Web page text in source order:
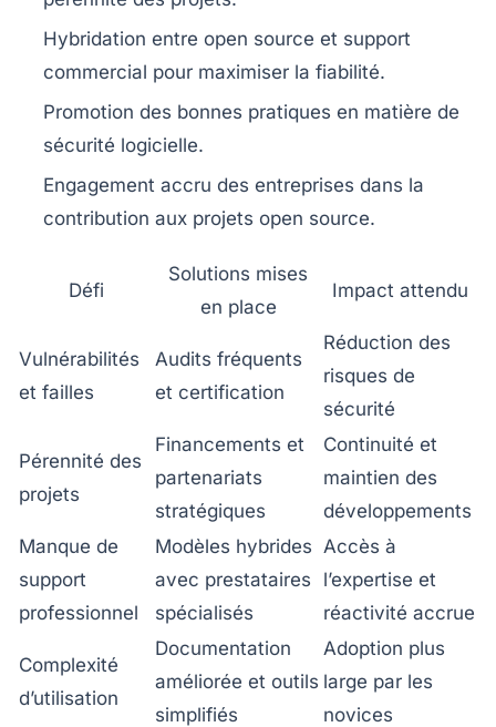
Hybridation entre open source et support
commercial pour maximiser la fiabilité.
Promotion des bonnes pratiques en matière de
sécurité logicielle.
Engagement accru des entreprises dans la
contribution aux projets open source.
Défi
Solutions mises
en place
Impact attendu
Vulnérabilités
et failles
Audits fréquents
et certification
Réduction des
risques de
sécurité
Pérennité des
projets
Financements et
partenariats
stratégiques
Continuité et
maintien des
développements
Manque de
support
professionnel
Modèles hybrides
avec prestataires
spécialisés
Accès à
l’expertise et
réactivité accrue
Complexité
d’utilisation
Documentation
améliorée et outils
simplifiés
Adoption plus
large par les
novices